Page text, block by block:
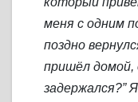
меня с одним
поздно
пришёл домой,
задержался?”